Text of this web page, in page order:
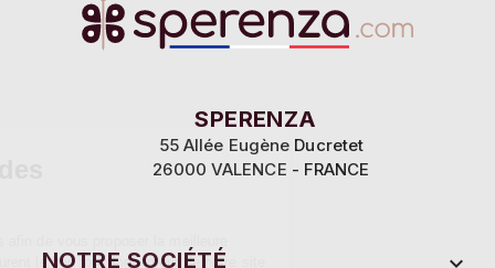
SPERENZA
55 Allée Eugène Ducretet
26000 VALENCE - FRANCE
NOTRE SOCIÉTÉ
Ce site utilise des
expérience possible. Ils assurent le bon fonctionnement de notre site